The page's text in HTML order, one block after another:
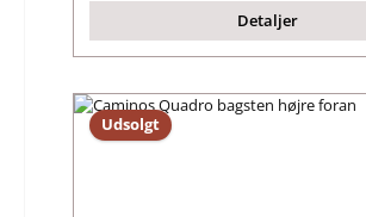
Detaljer
Udsolgt